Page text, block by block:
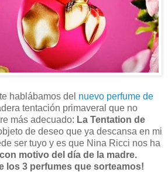
hablábamos del nuevo perfume de
tentación primaveral que no
más adecuado: La Tentation de
de deseo que ya descansa en mi
ser tuyo y es que Nina Ricci nos ha
motivo del día de la madre.
los 3 perfumes que sorteamos!